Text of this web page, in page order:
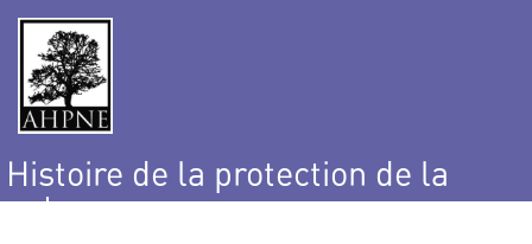
Histoire de la protection de la
nature